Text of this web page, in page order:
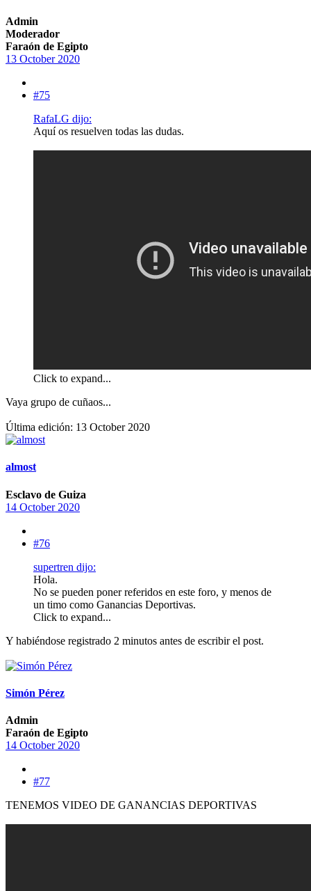
Admin
Moderador
Faraón de Egipto
13 October 2020
#75
RafaLG dijo:
Aquí os resuelven todas las dudas.
Click to expand...
Vaya grupo de cuñaos...
Última edición: 13 October 2020
almost
Esclavo de Guiza
14 October 2020
#76
supertren dijo:
Hola.
No se pueden poner referidos en este foro, y menos de
un timo como Ganancias Deportivas.
Click to expand...
Y habiéndose registrado 2 minutos antes de escribir el post.
Simón Pérez
Admin
Faraón de Egipto
14 October 2020
#77
TENEMOS VIDEO DE GANANCIAS DEPORTIVAS